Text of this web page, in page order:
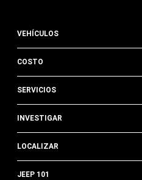
VEHÍCULOS
COSTO
SERVICIOS
INVESTIGAR
LOCALIZAR
JEEP 101